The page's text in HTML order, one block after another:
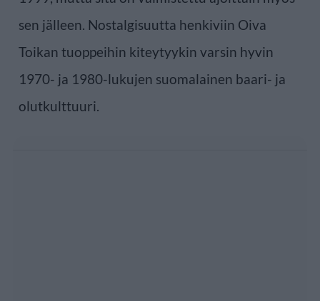
sen jälleen. Nostalgisuutta henkiviin Oiva
Toikan tuoppeihin kiteytyykin varsin hyvin
1970- ja 1980-lukujen suomalainen baari- ja
olutkulttuuri.